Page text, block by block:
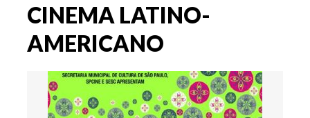
CINEMA LATINO-
AMERICANO